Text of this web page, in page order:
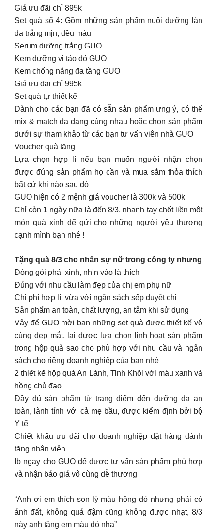
Giá ưu đãi chỉ 895k
Set quà số 4: Gồm những sản phẩm nuôi dưỡng làn
da trắng mịn, đều màu
Serum dưỡng trắng GUO
Kem dưỡng vi tảo đỏ GUO
Kem chống nắng đa tầng GUO
Giá ưu đãi chỉ 995k
Set quà tự thiết kế
Dành cho các bạn đã có sẵn sản phẩm ưng ý, có thể
mix & match đa dạng cùng nhau hoặc chọn sản phẩm
dưới sự tham khảo từ các bạn tư vấn viên nhà GUO
Voucher quà tặng
Lựa chọn hợp lí nếu bạn muốn người nhận chọn
được đúng sản phẩm họ cần và mua sắm thỏa thích
bất cứ khi nào sau đó
GUO hiện có 2 mệnh giá voucher là 300k và 500k
Chỉ còn 1 ngày nữa là đến 8/3, nhanh tay chốt liền một
món quà xinh để gửi cho những người yêu thương
cạnh mình bạn nhé !
Tặng quà 8/3 cho nhân sự nữ trong công ty nhưng
Đóng gói phải xinh, nhìn vào là thích
Đúng với nhu cầu làm đẹp của chị em phụ nữ
Chi phí hợp lí, vừa với ngân sách sếp duyệt chi
Sản phẩm an toàn, chất lượng, an tâm khi sử dụng
Vậy để GUO mời bạn những set quà được thiết kế vô
cùng đẹp mắt, lại được lựa chọn linh hoạt sản phẩm
trong hộp quà sao cho phù hợp với nhu cầu và ngân
sách cho riêng doanh nghiệp của bạn nhé
2 thiết kế hộp quà An Lành, Tinh Khôi với màu xanh và
hồng chủ đạo
Đầy đủ sản phẩm từ trang điểm đến dưỡng da an
toàn, lành tính với cả mẹ bầu, được kiểm định bởi bộ
Y tế
Chiết khấu ưu đãi cho doanh nghiệp đặt hàng dành
tặng nhân viên
Ib ngay cho GUO để được tư vấn sản phẩm phù hợp
và nhận báo giá vô cùng dễ thương
“Anh ơi em thích son lỳ màu hồng đỏ nhưng phải có
ánh đất, không quá đậm cũng không được nhạt, 8/3
này anh tặng em màu đó nha”